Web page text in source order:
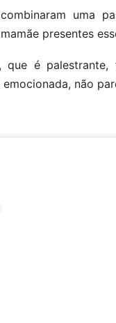
uma
presentes
que é
não